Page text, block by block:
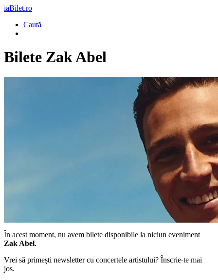
iaBilet.ro
Caută
Bilete Zak Abel
În acest moment, nu avem bilete disponibile la niciun eveniment
Zak Abel.
Vrei să primești newsletter cu concertele artistului? Înscrie-te mai
jos.